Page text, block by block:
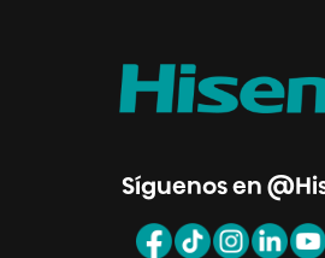
Síguenos en